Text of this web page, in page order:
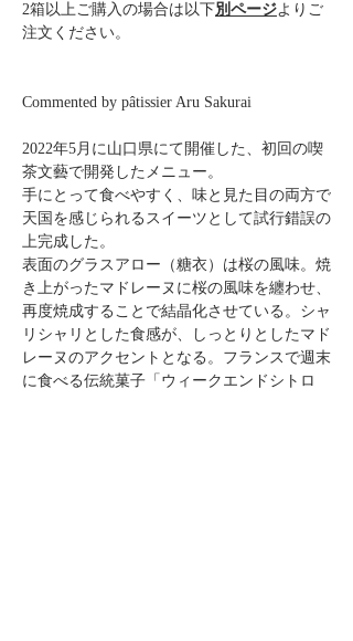
2箱以上ご購入の場合は以下別ページよりご
注文ください。
Commented by pâtissier Aru Sakurai
2022年5月に山口県にて開催した、初回の喫
茶文藝で開発したメニュー。
手にとって食べやすく、味と見た目の両方で
天国を感じられるスイーツとして試行錯誤の
上完成した。
表面のグラスアロー（糖衣）は桜の風味。焼
き上がったマドレーヌに桜の風味を纏わせ、
再度焼成することで結晶化させている。シャ
リシャリとした食感が、しっとりとしたマド
レーヌのアクセントとなる。フランスで週末
に食べる伝統菓子「ウィークエンドシトロ